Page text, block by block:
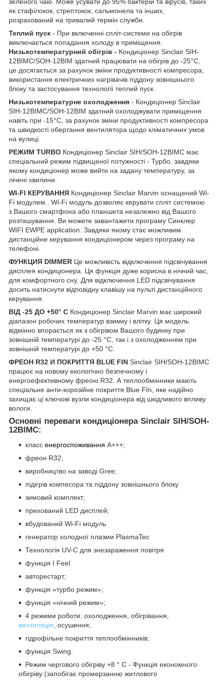
як стафілокок, стрептокок, сальмонела та інших,
розрахований на тривалий термін служби.
Теплий пуск - При включенні спліт-системи на обігрів
виключається попадання холоду в приміщення.
Низькотемпературний обігрів - Кондиціонер Sinclair SIH-
12BIMC/SOH-12BIM здатний працювати на обігрів до -25°C,
це досягається за рахунок зміни продуктивності компресора,
використання електричних нагрівачів піддону зовнішнього
блоку та застосування технології теплий пуск.
Низькотемпературне охолодження - Кондиціонер Sinclair
SIH-12BIMC/SOH-12BIM здатний охолоджувати приміщення
навіть при -15°C, за рахунок зміни продуктивності компресора
та швидкості обертання вентилятора щодо кліматичних умов
на вулиці.
РЕЖИМ TURBO Кондиціонер Sinclair SIH/SOH-12BIMC має
спеціальний режим підвищеної потужності - Турбо, завдяки
якому кондиціонер може вийти на задану температуру, за
лічені хвилини.
WI-FI КЕРУВАННЯ Кондиціонер Sinclair Marvin оснащений Wi-
Fi модулем.. Wi-Fi модуль дозволяє керувати спліт системою
з Вашого смартфона або планшета незалежно від Вашого
розташування. Ви можете завантажити програму Синклер
WIFI EWPE application. Завдяки якому стає можливим
дистанційне керування кондиціонером через програму на
телефоні.
ФУНКЦИЯ DIMMER Це можливість відключення підсвічування
дисплея кондиціонера. Ця функція дуже корисна в нічний час,
для комфортного сну. Для відключення LED підсвічування
досить натиснути відповідну клавішу на пульті дистанційного
керування.
ВІД -25 ДО +50° С Кондиціонер Sinclair Marvin має широкий
діапазон робочих температур взимку і влітку. Ця модель
відмінно впорається як з обігрівом Вашого будинку при
зовнішній температурі до -25 °С, так і з охолодженням при
зовнішній температурі до +50 °С.
ФРЕОН R32 И ПОКРИТТЯ BLUE FIN Sinclair SIH/SOH-12BIMC
працює на новому екологічно безпечному і
енергоефективному фреоні R32. А теплообмінники мають
спеціальне анти-корозійне покриття Blue FIn, яке надійно
захищає ці ключові вузли кондиціонера від шкідливого впливу
вологи.
Основні переваги кондиціонера Sinclair SIH/SOH-
12BIMC:
класс енергоспоживання A+++;
фреон R32;
виробництво на заводі Gree;
підігрів компесора та піддону зовнішнього блоку
зимовий комплект;
прихований LED дисплей;
вбудований Wi-Fi модуль
генератор холодної плазми PlasmaTec
Технологія UV-C для знезараження повітря
функція I Feel
авторестарт;
функція «турбо режим»;
функція «нічний режим»;
4 режими роботи: охолодження, обігрівання,
вентиляція , осушення;
гідрофільне покриття теплообмінників;
функція Swing.
Режим чергового обігріву +8 ° С - Функція економного
обігріву (запобігає промерзанню житлового